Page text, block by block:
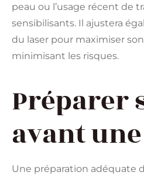
peau ou l’usage récent de
sensibilisants. Il ajustera
du laser pour maximiser
minimisant les risques.
Préparer
avant
Une préparation adéquate